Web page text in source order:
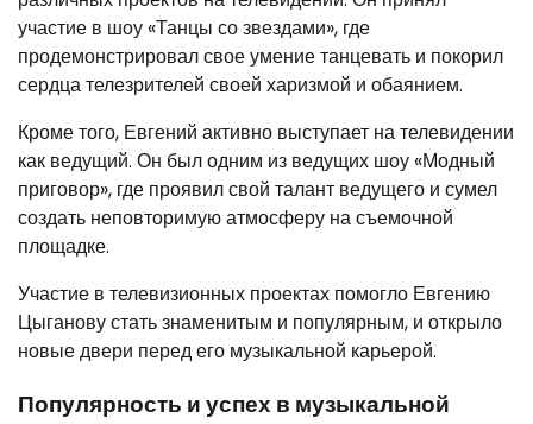
участие в шоу «Танцы со звездами», где
продемонстрировал свое умение танцевать и покорил
сердца телезрителей своей харизмой и обаянием.
Кроме того, Евгений активно выступает на телевидении
как ведущий. Он был одним из ведущих шоу «Модный
приговор», где проявил свой талант ведущего и сумел
создать неповторимую атмосферу на съемочной
площадке.
Участие в телевизионных проектах помогло Евгению
Цыганову стать знаменитым и популярным, и открыло
новые двери перед его музыкальной карьерой.
Популярность и успех в музыкальной